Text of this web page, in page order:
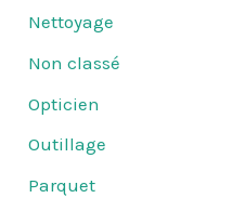
Nettoyage
Non classé
Opticien
Outillage
Parquet